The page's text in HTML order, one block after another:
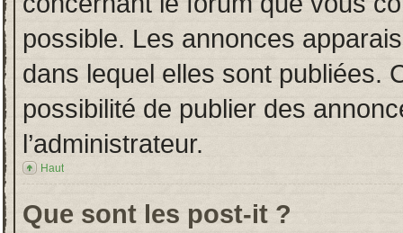
possible. Les annonces
dans lequel elles sont publiées.
possibilité de publier des
l’administrateur.
Haut
Que sont les post-it ?